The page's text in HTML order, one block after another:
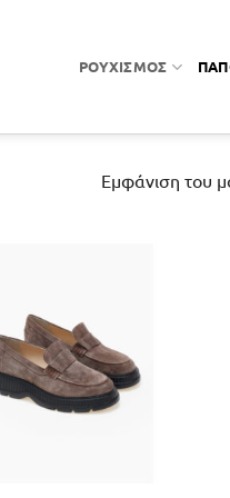
ΡΟΥΧΙΣΜΌΣ
Εμφάνιση του